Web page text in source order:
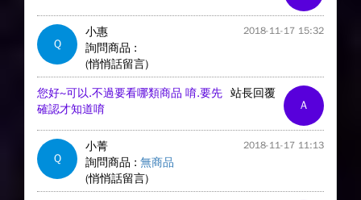
Q
小惠 2018-11-17 15:32
詢問商品 :
(悄悄話留言)
A
站長回覆
您好~可以.不過要看哪類商品 唷.要先
確認才知道唷
Q
小菁 2018-11-17 11:13
詢問商品 : 無商品
(悄悄話留言)